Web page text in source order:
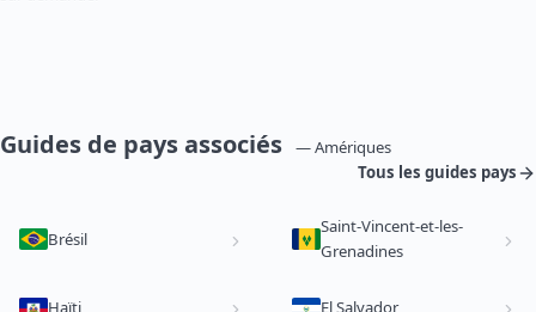
Guides de pays associés
— Amériques
Tous les guides pays
Brésil
Saint-Vincent-et-les-
Grenadines
Haïti El Salvador